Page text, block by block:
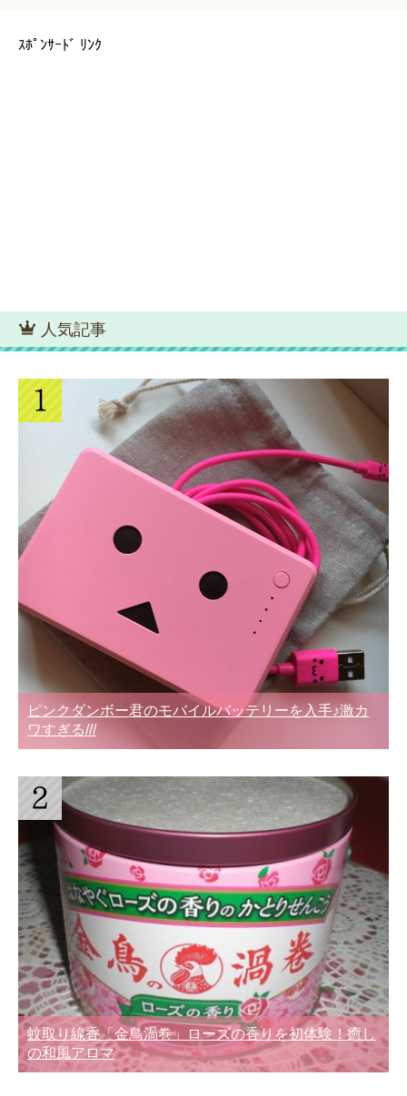
ｽﾎﾟﾝｻｰﾄﾞ ﾘﾝｸ
人気記事
ピンクダンボー君のモバイルバッテリーを入手♪激カ
ワすぎる///
蚊取り線香「金鳥渦巻」ローズの香りを初体験！癒し
の和風アロマ